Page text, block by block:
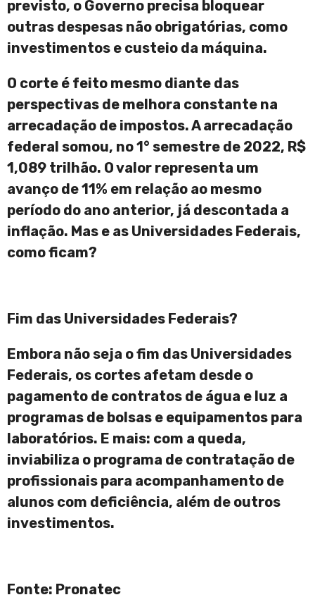
previsto, o Governo precisa bloquear
outras despesas não obrigatórias, como
investimentos e custeio da máquina.
O corte é feito mesmo diante das
perspectivas de melhora constante na
arrecadação de impostos. A arrecadação
federal somou, no 1° semestre de 2022, R$
1,089 trilhão. O valor representa um
avanço de 11% em relação ao mesmo
período do ano anterior, já descontada a
inflação. Mas e as Universidades Federais,
como ficam?
Fim das Universidades Federais?
Embora não seja o fim das Universidades
Federais, os cortes afetam desde o
pagamento de contratos de água e luz a
programas de bolsas e equipamentos para
laboratórios. E mais: com a queda,
inviabiliza o programa de contratação de
profissionais para acompanhamento de
alunos com deficiência, além de outros
investimentos.
Fonte: Pronatec